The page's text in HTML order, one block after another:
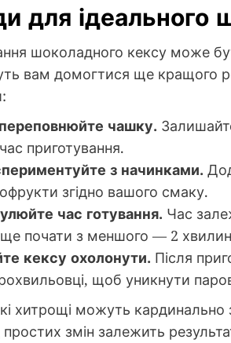
для ідеального
шоколадного кексу може
вам домогтися ще кращого
чашку.
приготування.
з начинками.
згідно вашого смаку.
час готування. Час
почати з меншого — 2
кексу охолонути. Після
щоб уникнути
хитрощі можуть кардинально
змін залежить